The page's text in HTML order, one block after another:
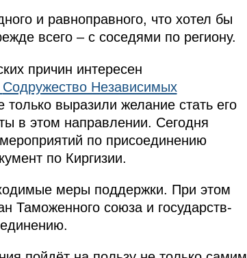
и равноправного, что хотел бы
всего – с соседями по региону.
причин интересен
Содружество Независимых
выразили желание стать его
в этом направлении. Сегодня
по присоединению
по Киргизии.
меры поддержки. При этом
Таможенного союза и государств-